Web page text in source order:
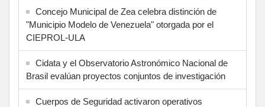
Concejo Municipal de Zea celebra distinción de
"Municipio Modelo de Venezuela" otorgada por el
CIEPROL-ULA
Cidata y el Observatorio Astronómico Nacional de
Brasil evalúan proyectos conjuntos de investigación
Cuerpos de Seguridad activaron operativos